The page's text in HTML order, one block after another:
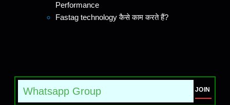
Performance
Fastag technology कैसे काम करते हैं?
Whatsapp Group JOIN